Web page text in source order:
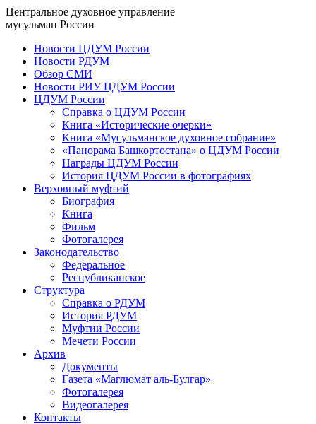
Центральное духовное управление
мусульман России
Новости ЦДУМ России
Новости РДУМ
Обзор СМИ
Новости РИУ ЦДУМ России
ЦДУМ России
Справка о ЦДУМ России
Книга «Исторические очерки»
Книга «Мусульманское духовное собрание»
«Панорама Башкортостана» о ЦДУМ России
Награды ЦДУМ России
История ЦДУМ России в фотографиях
Верховный муфтий
Биография
Книга
Фильм
Фотогалерея
Законодательство
Федеральное
Республиканское
Структура
Справка о РДУМ
История РДУМ
Муфтии России
Мечети России
Архив
Документы
Газета «Маглюмат аль-Булгар»
Фотогалерея
Видеогалерея
Контакты